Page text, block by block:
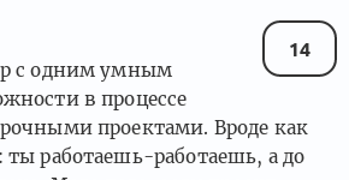
14
с одним умным
в процессе
проектами. Вроде как
ты работаешь-работаешь, а до